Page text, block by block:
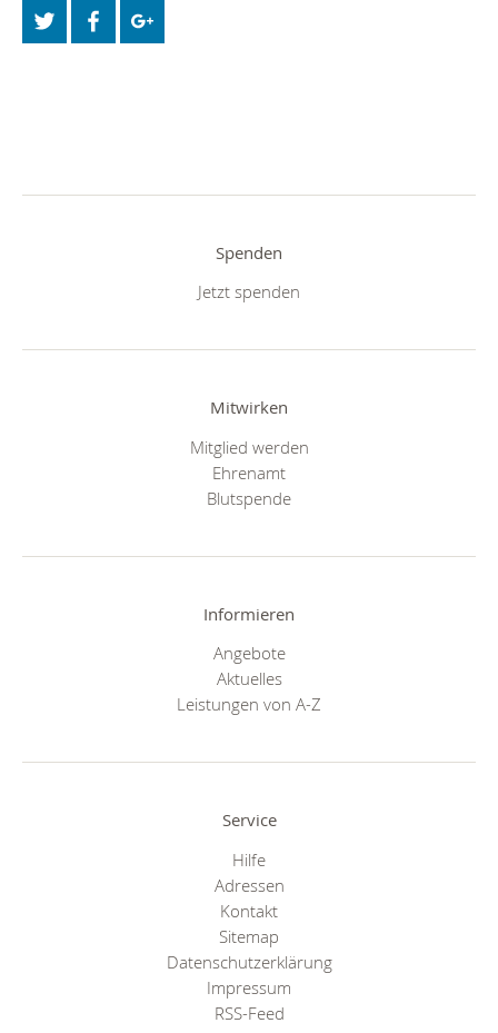
Spenden
Jetzt spenden
Mitwirken
Mitglied werden
Ehrenamt
Blutspende
Informieren
Angebote
Aktuelles
Leistungen von A-Z
Service
Hilfe
Adressen
Kontakt
Sitemap
Datenschutzerklärung
Impressum
RSS-Feed